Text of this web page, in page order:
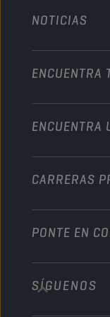
Motocicleta y
Industria
Naútica
Automóvil
Motocicleta
Servicio
NOTICIAS
ENCUENTRA
ENCUENTRA
CARRERAS
PONTE EN
SÍGUENOS